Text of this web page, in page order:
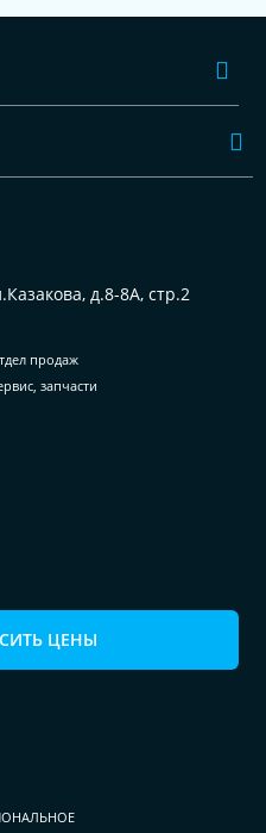
ЦЕНЫ
д.8-8А, стр.2
продаж
запчасти